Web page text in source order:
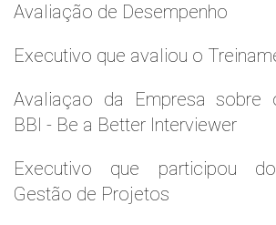
Avaliação de Desempenho
Executivo que avaliou o
Avaliaçao da Empresa sobre
BBI - Be a Better Interviewer
Executivo que participou
Gestão de Projetos